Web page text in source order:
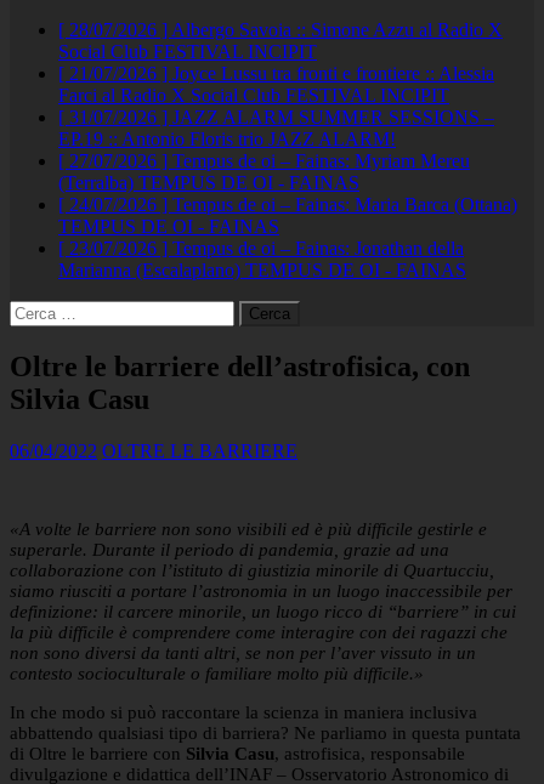
[ 28/07/2026 ] Albergo Savoia :: Simone Azzu al Radio X
Social Club FESTIVAL INCIPIT
[ 21/07/2026 ] Joyce Lussu tra fronti e frontiere :: Alessia
Farci al Radio X Social Club FESTIVAL INCIPIT
[ 31/07/2026 ] JAZZ ALARM SUMMER SESSIONS –
EP.19 :: Antonio Floris trio JAZZ ALARM!
[ 27/07/2026 ] Tempus de oi – Fainas: Myriam Mereu
(Terralba) TEMPUS DE OI - FAINAS
[ 24/07/2026 ] Tempus de oi – Fainas: Maria Barca (Ottana)
TEMPUS DE OI - FAINAS
[ 23/07/2026 ] Tempus de oi – Fainas: Jonathan della
Marianna (Escalaplano) TEMPUS DE OI - FAINAS
Ricerca
per:
Oltre le barriere dell’astrofisica, con
Silvia Casu
06/04/2022 OLTRE LE BARRIERE
«A volte le barriere non sono visibili ed è più difficile gestirle e
superarle. Durante il periodo di pandemia, grazie ad una
collaborazione con l’istituto di giustizia minorile di Quartucciu,
siamo riusciti a portare l’astronomia in un luogo inaccessibile per
definizione: il carcere minorile, un luogo ricco di “barriere” in cui
la più difficile è comprendere come interagire con dei ragazzi che
non sono diversi da tanti altri, se non per l’aver vissuto in un
contesto socioculturale o familiare molto più difficile.»
In che modo si può raccontare la scienza in maniera inclusiva
abbattendo qualsiasi tipo di barriera? Ne parliamo in questa puntata
di Oltre le barriere con Silvia Casu, astrofisica, responsabile
divulgazione e didattica dell’INAF – Osservatorio Astronomico di